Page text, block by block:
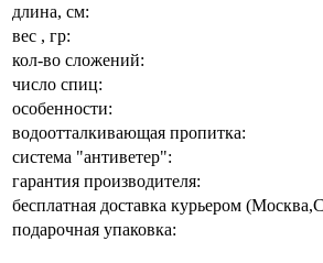
длина, см:
вес , гр:
кол-во сложений:
число спиц:
особенности:
водоотталкивающая пропитка:
система "антиветер":
гарантия производителя:
бесплатная доставка курьером
подарочная упаковка: